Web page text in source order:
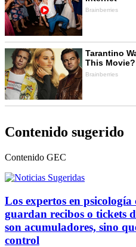
Contenido sugerido
Contenido GEC
Los expertos en
guardan recibos o tickets
son acumuladores, sino
control